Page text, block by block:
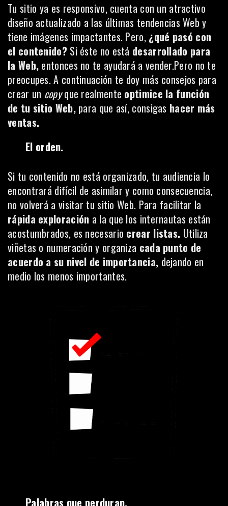
Tu sitio ya es responsivo, cuenta con un atractivo
diseño actualizado a las últimas tendencias Web y
tiene imágenes impactantes. Pero, ¿qué pasó con
el contenido?Si éste no está desarrollado para
la Web, entonces no te ayudará a vender.Pero no te
preocupes. A continuación te doy más consejos para
crear un copyque realmente optimice la función
de tu sitio Web,para que así, consigas hacer más
ventas.
El orden.
Si tu contenido no está organizado, tu audiencia lo
encontrará difícil de asimilar y como consecuencia,
no volverá a visitar tu sitio Web. Para facilitar la
rápida exploración a la que los internautas están
acostumbrados, es necesario crear listas. Utiliza
viñetas o numeración y organiza cada punto de
acuerdo a su nivel de importancia, dejando en
medio los menos importantes.
Palabras que perduran.